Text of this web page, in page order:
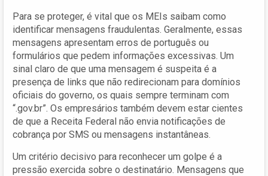
Para se proteger, é vital que os MEIs saibam como
identificar mensagens fraudulentas. Geralmente, essas
mensagens apresentam erros de português ou
formulários que pedem informações excessivas. Um
sinal claro de que uma mensagem é suspeita é a
presença de links que não redirecionam para domínios
oficiais do governo, os quais sempre terminam com
“.gov.br”. Os empresários também devem estar cientes
de que a Receita Federal não envia notificações de
cobrança por SMS ou mensagens instantâneas.
Um critério decisivo para reconhecer um golpe é a
pressão exercida sobre o destinatário. Mensagens que